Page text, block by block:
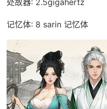
处故器: 2.5gigahertz
记忆体: 8 sarin 记忆体